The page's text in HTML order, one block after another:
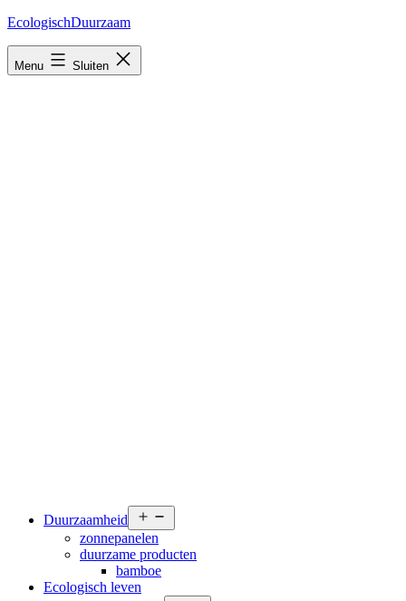
Ga
inhoud
EcologischDuurzaam
Menu Sluiten
Duurzaamheid
menu
zonnepanelen
duurzame producten
bamboe
Ecologisch leven